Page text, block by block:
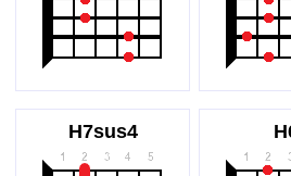
H7sus4